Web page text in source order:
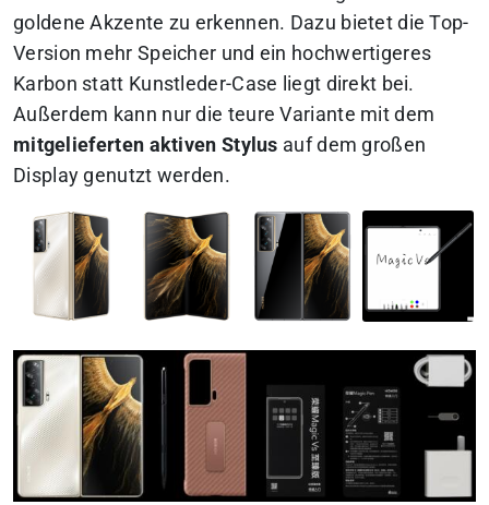
goldene Akzente zu erkennen. Dazu bietet die Top-
Version mehr Speicher und ein hochwertigeres
Karbon statt Kunstleder-Case liegt direkt bei.
Außerdem kann nur die teure Variante mit dem
mitgelieferten aktiven Stylus auf dem großen
Display genutzt werden.